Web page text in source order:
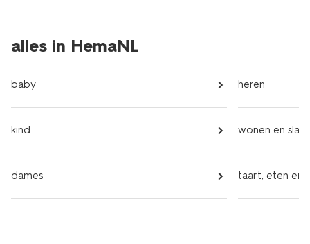
alles in HemaNL
baby
kind
dames
heren
wonen en
taart, eten en